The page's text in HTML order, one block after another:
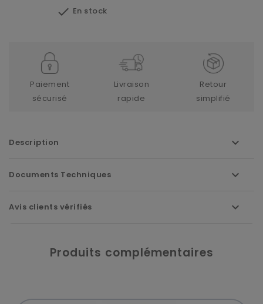
 En stock
Paiement
sécurisé
Livraison
rapide
Retour
simplifié
Description
Documents Techniques
Avis clients vérifiés
Produits complémentaires